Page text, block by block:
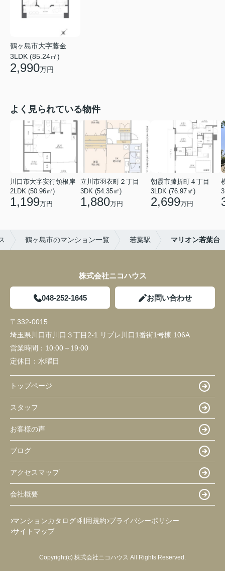
鶴ヶ島市大字藤金
3LDK (85.24㎡)
2,990万円
よく見られている物件
川口市大字安行領根岸
2LDK (50.96㎡)
1,199万円
立川市羽衣町２丁目
3DK (54.35㎡)
1,880万円
朝霞市膝折町４丁目
3LDK (76.97㎡)
2,699万円
鶴ヶ島市のマンション一覧 若葉駅 マリオン若葉台
株式会社ニコハウス
048-252-1645 お問い合わせ
〒332-0015
埼玉県川口市川口３丁目2-1 リプレ川口1番街1号棟 106A
営業時間： 10:00～19:00
定休日： 水曜日
トップページ
スタッフ
お客様の声
ブログ
アクセスマップ
会社概要
マンションカタログ 利用規約 プライバシーポリシー
サイトマップ
Copyright(c) 株式会社ニコハウス All Rights Reserved.